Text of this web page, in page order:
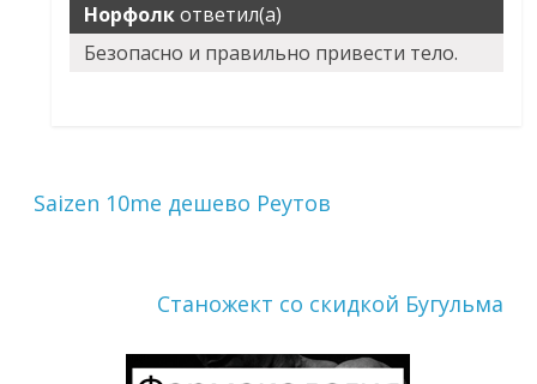
Норфолкответил(а)
Безопасно и правильно привести тело.
Saizen 10me дешево Реутов
Станожект со скидкой Бугульма